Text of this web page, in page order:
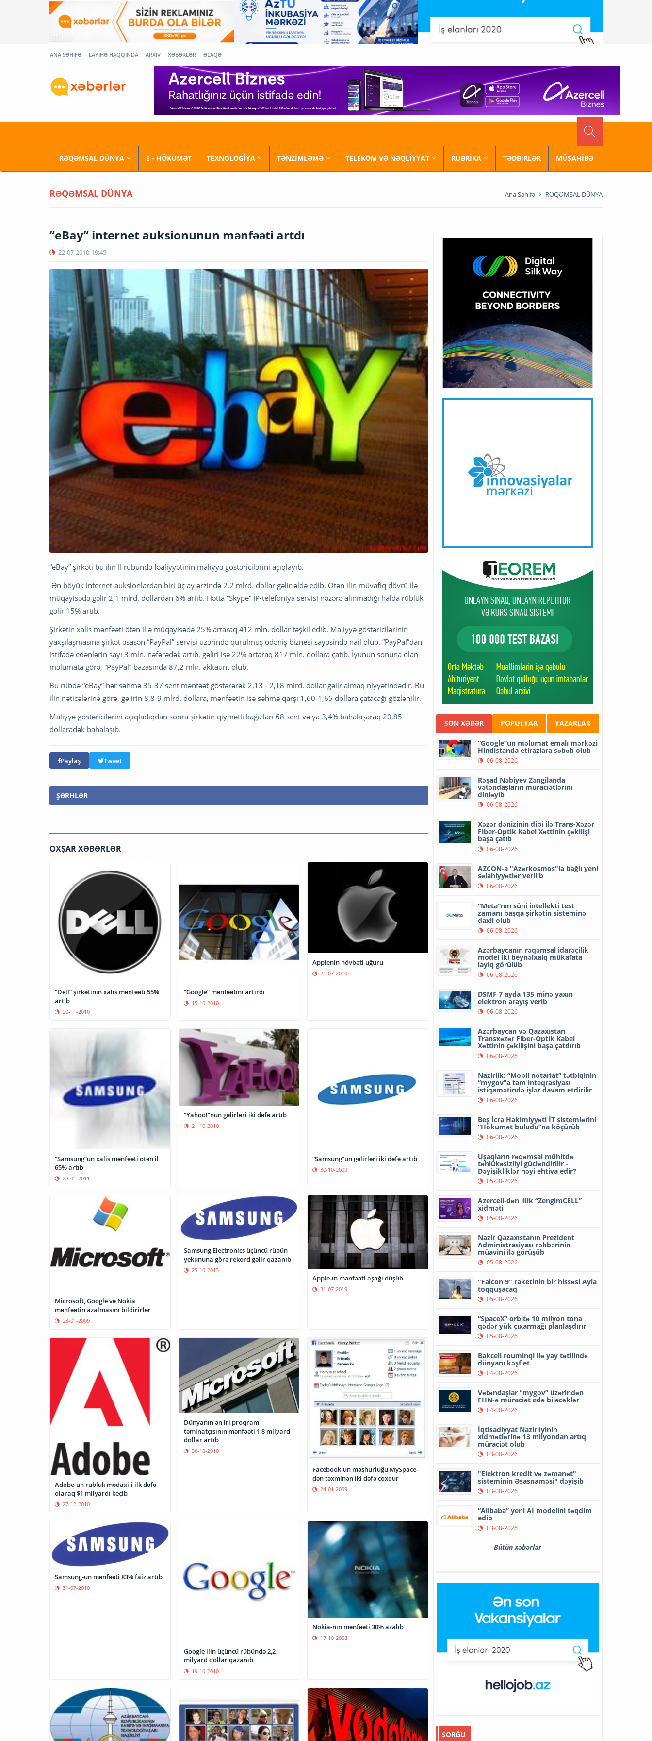
ANA SƏHİFƏ LAYİHƏ HAQQINDA ARXİV XƏBƏRLƏR ƏLAQƏ
RƏQƏMSAL DÜNYA E - HÖKUMƏT TEXNOLOGİYA TƏNZİMLƏMƏ TELEKOM VƏ NƏQLİYYAT RUBRİKA TƏDBİRLƏR MÜSAHİBƏ
RƏQƏMSAL DÜNYA Ana Səhifə RƏQƏMSAL DÜNYA
“eBay” internet auksionunun mənfəəti artdı
22-07-2010 19:45
“eBay” şirkəti bu ilin II rübündə fəaliyyətinin maliyyə göstəricilərini açıqlayıb.
Ən böyük internet-auksionlardan biri üç ay ərzində 2,2 mlrd. dollar gəlir əldə edib. Ötən ilin müvafiq dövrü ilə
müqayisədə gəlir 2,1 mlrd. dollardan 6% artıb. Hətta “Skype” İP-telefoniya servisi nəzərə alınmadığı halda rüblük
gəlir 15% artıb.
Şirkətin xalis mənfəəti ötən illə müqayisədə 25% artaraq 412 mln. dollar təşkil edib. Maliyyə göstəricilərinin
yaxşılaşmasına şirkət əsasən “PayPal” servisi üzərində qurulmuş ödəniş biznesi sayəsində nail olub. “PayPal”dan
istifadə edənlərin sayı 3 mln. nəfərədək artıb, gəliri isə 22% artaraq 817 mln. dollara çatıb. İyunun sonuna olan
məlumata görə, “PayPal” bazasında 87,2 mln. akkaunt olub.
Bu rübdə “eBay” hər səhmə 35-37 sent mənfəət göstərərək 2,13 - 2,18 mlrd. dollar gəlir almaq niyyətindədir. Bu
ilin nəticələrinə görə, gəlirin 8,8-9 mlrd. dollara, mənfəətin isə səhmə qarşı 1,60-1,65 dollara çatacağı gözlənilir.
Maliyyə göstəricilərini açıqladıqdan sonra şirkətin qiymətli kağızları 68 sent və ya 3,4% bahalaşaraq 20,85
dollaradək bahalaşıb.
Paylaş Tweet
ŞƏRHLƏR
OXŞAR XƏBƏRLƏR
“Dell” şirkətinin xalis mənfəəti 55%
artıb
20-11-2010
“Google” mənfəətini artırdı
15-10-2010
Applenin növbəti uğuru
21-07-2010
“Samsung”un xalis mənfəəti ötən il
65% artıb
28-01-2011
“Yahoo!”nun gəlirləri iki dəfə artıb
21-10-2010
“Samsung”un gəlirləri iki dəfə artıb
30-10-2009
Microsoft, Google və Nokia
mənfəətin azalmasını bildirirlər
23-01-2009
Samsung Electronics üçüncü rübün
yekununa görə rekord gəlir qazanıb
25-10-2013
Apple-ın mənfəəti aşağı düşüb
31-07-2019
Adobe-un rüblük mədaxili ilk dəfə
olaraq $1 milyardı keçib
27-12-2010
Dünyanın ən iri proqram
təminatçısının mənfəəti 1,8 milyard
dollar artıb
30-10-2010
Facebook-un məşhurluğu MySpace-
dən təxminən iki dəfə çoxdur
24-01-2009
Samsung-un mənfəəti 83% faiz artıb
31-07-2010
Google ilin üçüncü rübündə 2,2
milyard dollar qazanıb
19-10-2010
Nokia-nın mənfəəti 30% azalıb
17-10-2008
SON XƏBƏR POPULYAR YAZARLAR
“Google”un məlumat emalı mərkəzi
Hindistanda etirazlara səbəb olub
06-08-2026
Rəşad Nəbiyev Zəngilanda
vətəndaşların müraciətlərini
dinləyib
06-08-2026
Xəzər dənizinin dibi ilə Trans-Xəzər
Fiber-Optik Kabel Xəttinin çəkilişi
başa çatıb
06-08-2026
AZCON-a "Azərkosmos"la bağlı yeni
səlahiyyətlər verilib
06-08-2026
“Meta”nın süni intellekti test
zamanı başqa şirkətin sisteminə
daxil olub
06-08-2026
Azərbaycanın rəqəmsal idarəçilik
model iki beynəlxalq mükafata
layiq görülüb
06-08-2026
DSMF 7 ayda 135 minə yaxın
elektron arayış verib
06-08-2026
Azərbaycan və Qazaxıstan
Transxəzər Fiber-Optik Kabel
Xəttinin çəkilişini başa çatdırıb
06-08-2026
Nazirlik: “Mobil notariat” tətbiqinin
“mygov”a tam inteqrasiyası
istiqamətində işlər davam etdirilir
06-08-2026
Beş İcra Hakimiyyəti İT sistemlərini
“Hökumət buludu”na köçürüb
06-08-2026
Uşaqların rəqəmsal mühitdə
təhlükəsizliyi gücləndirilir -
Dəyişikliklər nəyi ehtiva edir?
05-08-2026
Azercell-dən illik “ZengimCELL”
xidməti
05-08-2026
Nazir Qazaxıstanın Prezident
Administrasiyası rəhbərinin
müavini ilə görüşüb
05-08-2026
"Falcon 9" raketinin bir hissəsi Ayla
toqquşacaq
05-08-2026
“SpaceX” orbitə 10 milyon tona
qədər yük çıxarmağı planlaşdırır
05-08-2026
Bakcell rouminqi ilə yay tətilində
dünyanı kəşf et
04-08-2026
Vətəndaşlar “mygov” üzərindən
FHN-ə müraciət edə biləcəklər
04-08-2026
İqtisadiyyat Nazirliyinin
xidmətlərinə 13 milyondan artıq
müraciət olub
03-08-2026
"Elektron kredit və zəmanət"
sisteminin Əsasnaməsi" dəyişib
03-08-2026
“Alibaba” yeni AI modelini təqdim
edib
03-08-2026
Bütün xəbərlər
SORĞU